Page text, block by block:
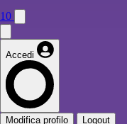
10
Accedi
Modifica profilo Logout